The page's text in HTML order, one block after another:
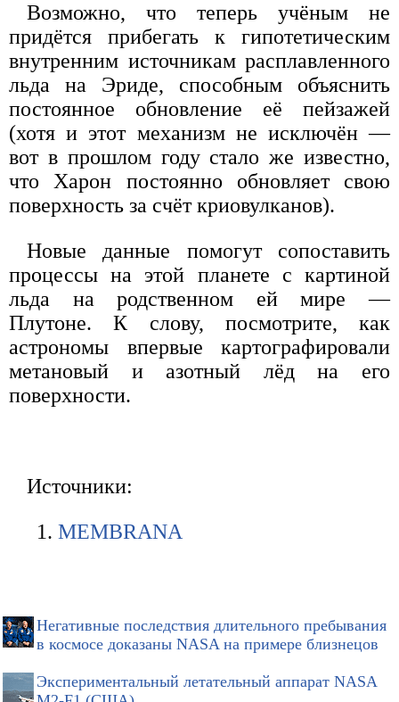
Возможно, что теперь учёным не
придётся прибегать к гипотетическим
внутренним источникам расплавленного
льда на Эриде, способным объяснить
постоянное обновление её пейзажей
(хотя и этот механизм не исключён —
вот в прошлом году стало же известно,
что Харон постоянно обновляет свою
поверхность за счёт криовулканов).
Новые данные помогут сопоставить
процессы на этой планете с картиной
льда на родственном ей мире —
Плутоне. К слову, посмотрите, как
астрономы впервые картографировали
метановый и азотный лёд на его
поверхности.
Источники:
MEMBRANA
Негативные последствия длительного пребывания
в космосе доказаны NASA на примере близнецов
Экспериментальный летательный аппарат NASA